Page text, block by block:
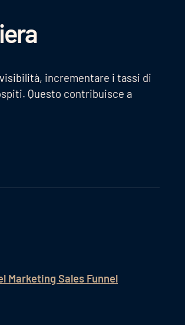
incrementare i tassi di
Questo contribuisce a
Marketing Sales Funnel